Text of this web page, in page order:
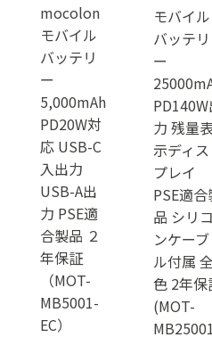
mocolon
モバイル
バッテリ
ー
5,000mAh
PD20W対
応 USB-C
入出力
USB-A出
力 PSE適
合製品 ２
年保証
（MOT-
MB5001-
EC）
モバイル
バッテリ
ー
力 残量
示ディス
プレイ
PSE適合
品 シリ
ンケーブ
ル付属
色 2年保
(MOT-